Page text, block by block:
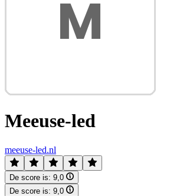
Meeuse-led
meeuse-led.nl
De score is: 9,0
De score is: 9,0